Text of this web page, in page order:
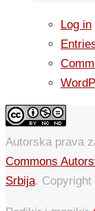
Log in
Autorska prava
Commons
Srbija. Copyright